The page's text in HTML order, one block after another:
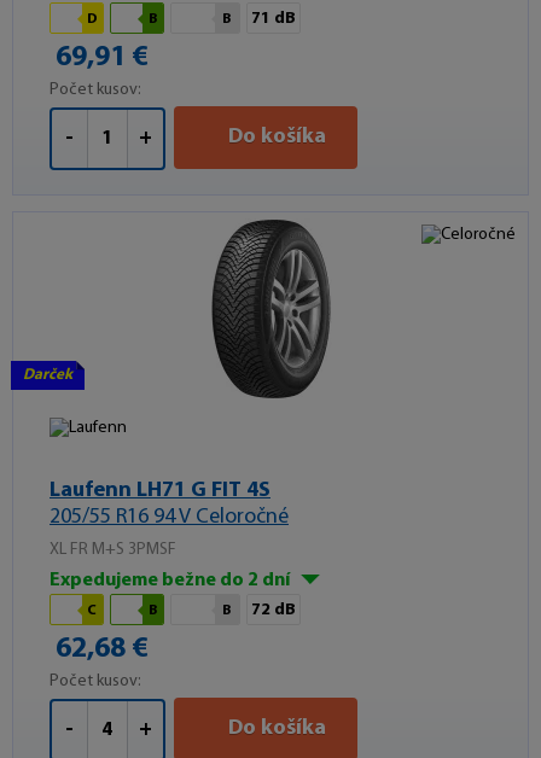
D B B 71 dB
69,91 €
Počet kusov:
- + Do košíka
Darček
Laufenn LH71 G FIT 4S
205/55 R16 94 V Celoročné
XL FR M+S 3PMSF
Expedujeme bežne do 2 dní
C B B 72 dB
62,68 €
Počet kusov:
- + Do košíka